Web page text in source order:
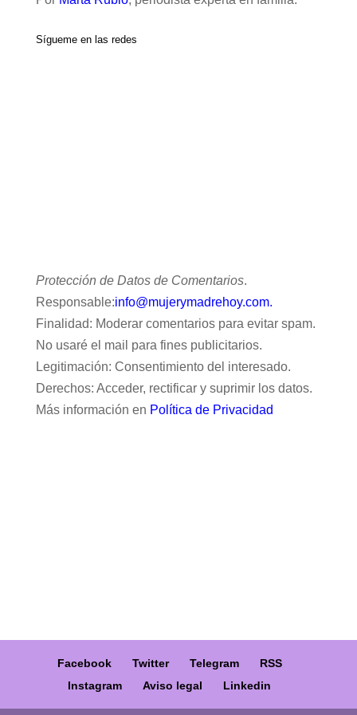
Sígueme en las redes
Protección de Datos de Comentarios.
Responsable:info@mujerymadrehoy.com.
Finalidad: Moderar comentarios para evitar spam.
No usaré el mail para fines publicitarios.
Legitimación: Consentimiento del interesado.
Derechos: Acceder, rectificar y suprimir los datos.
Más información en Política de Privacidad
Facebook Twitter Telegram
RSS
Instagram
Aviso legal Linkedin